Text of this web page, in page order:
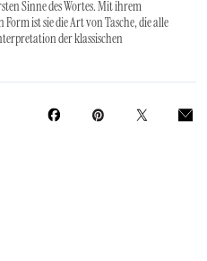
Sinne des Wortes. Mit ihrem
ist sie die Art von Tasche, die alle
der klassischen